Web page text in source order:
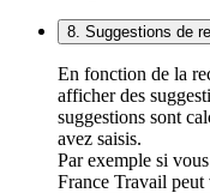
8. Suggestions de
En fonction de la
afficher des
suggestions sont
avez saisis.
Par exemple si
France Travail peut